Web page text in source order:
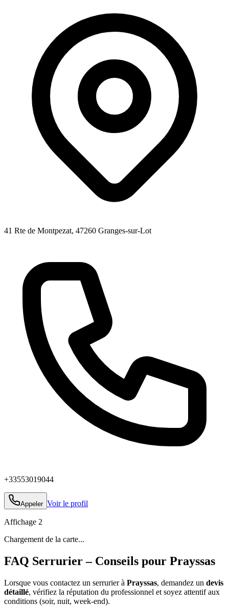
41 Rte de Montpezat, 47260 Granges-sur-Lot
+33553019044
Appeler Voir le profil
Affichage 2
Chargement de la carte...
FAQ Serrurier – Conseils pour Prayssas
Lorsque vous contactez un serrurier à Prayssas, demandez un devis
détaillé, vérifiez la réputation du professionnel et soyez attentif aux
conditions (soir, nuit, week‑end).